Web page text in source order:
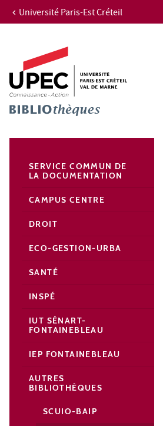
Aller au contenu
Recherche
Navigation secondaire
Université Paris-Est Créteil
SERVICE COMMUN DE
LA DOCUMENTATION
CAMPUS CENTRE
DROIT
ECO-GESTION-URBA
SANTÉ
INSPÉ
IUT SÉNART-
FONTAINEBLEAU
IEP FONTAINEBLEAU
AUTRES
BIBLIOTHÈQUES
SCUIO-BAIP